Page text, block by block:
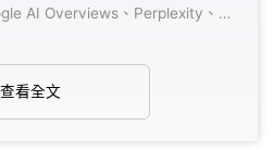
ChatGPT、Google AI O…